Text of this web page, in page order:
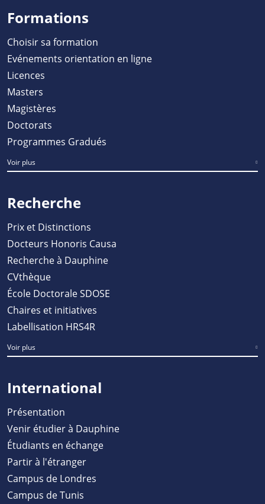
Formations
Choisir sa formation
Evénements orientation en ligne
Licences
Masters
Magistères
Doctorats
Programmes Gradués
Voir plus
Recherche
Prix et Distinctions
Docteurs Honoris Causa
Recherche à Dauphine
CVthèque
École Doctorale SDOSE
Chaires et initiatives
Labellisation HRS4R
Voir plus
International
Présentation
Venir étudier à Dauphine
Étudiants en échange
Partir à l'étranger
Campus de Londres
Campus de Tunis